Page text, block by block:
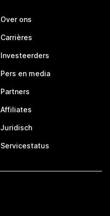
Over ons
Carrières
Investeerders
Pers en media
Partners
Affiliates
Juridisch
Servicestatus